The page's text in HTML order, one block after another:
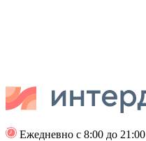
Ежедневно с 8:00 до 21:00